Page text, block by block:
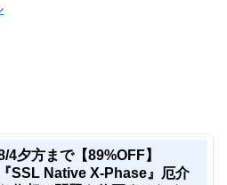
4夕方まで【89%OFF】
『SSL Native X-Phase』厄介